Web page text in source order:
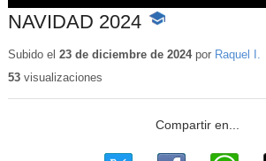
NAVIDAD 2024 -
educativo
Subido el 23 de diciembre de 2024por Raquel I.
53visualizaciones